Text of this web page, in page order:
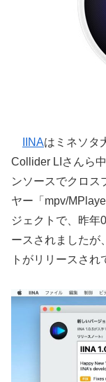
IINAはミネソタ
Collider LIさんら
ンソースでクロス
ヤー「mpv/
ジェクトで、昨年
ースされましたが
トがリリースされ